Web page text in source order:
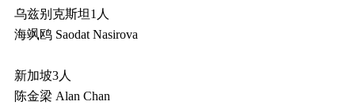
乌兹别克斯坦1人
海飒鸥 Saodat Nasirova
新加坡3人
陈金梁 Alan Chan